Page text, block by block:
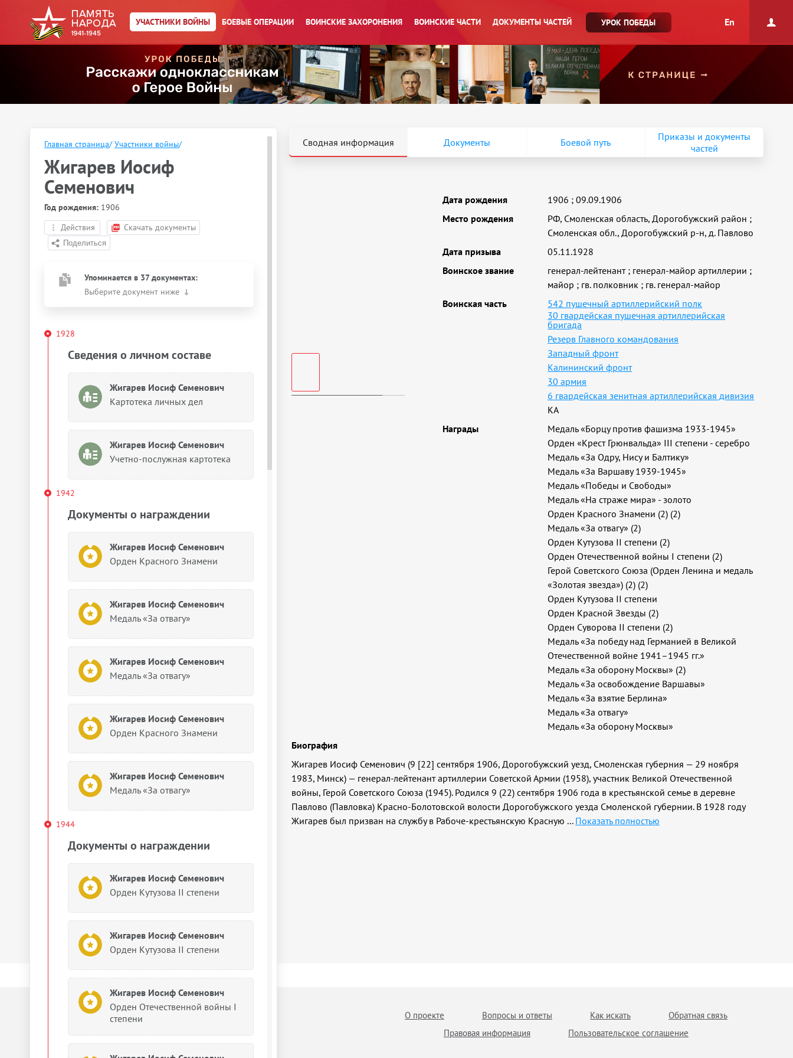
УЧАСТНИКИ ВОЙНЫ БОЕВЫЕ ОПЕРАЦИИ ВОИНСКИЕ ЗАХОРОНЕНИЯ ВОИНСКИЕ ЧАСТИ ДОКУМЕНТЫ ЧАСТЕЙ УРОК ПОБЕДЫ En
Главная страница/ Участники войны/
Жигарев Иосиф
Семенович
Год рождения: 1906
Действия
Скачать документы
Упоминается в 37 документах:
Выберите документ ниже
1928
Сведения о личном составе
Жигарев Иосиф Семенович
Картотека личных дел
Жигарев Иосиф Семенович
Учетно-послужная картотека
1942
Документы о награждении
Жигарев Иосиф Семенович
Орден Красного Знамени
Жигарев Иосиф Семенович
Медаль «За отвагу»
Жигарев Иосиф Семенович
Медаль «За отвагу»
Жигарев Иосиф Семенович
Орден Красного Знамени
Жигарев Иосиф Семенович
Медаль «За отвагу»
1944
Документы о награждении
Жигарев Иосиф Семенович
Орден Кутузова II степени
Жигарев Иосиф Семенович
Орден Кутузова II степени
Жигарев Иосиф Семенович
Орден Отечественной войны I
степени
Сводная информация Документы Боевой путь
Приказы и документы
частей
Дата рождения 1906 ;09.09.1906
Место рождения
РФ, Смоленская область, Дорогобужский район ;
Смоленская обл., Дорогобужский р-н, д. Павлово
Дата призыва
05.11.1928
Воинское звание
генерал-лейтенант; генерал-майор артиллерии ;
майор ; гв. полковник ; гв. генерал-майор
Воинская часть
542 пушечный артиллерийский полк
30 гвардейская пушечная артиллерийская
бригада
Резерв Главного командования
Западный фронт
Калининский фронт
30 армия
6 гвардейская зенитная артиллерийская дивизия
КА
Награды
Медаль «Борцу против фашизма 1933-1945»
Орден «Крест Грюнвальда» III степени - серебро
Медаль «За Одру, Нису и Балтику»
Медаль «За Варшаву 1939-1945»
Медаль «Победы и Свободы»
Медаль «На страже мира» - золото
Орден Красного Знамени (2) (2)
Медаль «За отвагу» (2)
Орден Кутузова II степени (2)
Орден Отечественной войны I степени (2)
Герой Советского Союза (Орден Ленина и медаль
«Золотая звезда») (2) (2)
Орден Кутузова II степени
Орден Красной Звезды (2)
Орден Суворова II степени (2)
Медаль «За победу над Германией в Великой
Отечественной войне 1941–1945 гг.»
Медаль «За оборону Москвы» (2)
Медаль «За освобождение Варшавы»
Медаль «За взятие Берлина»
Медаль «За отвагу»
Медаль «За оборону Москвы»
Биография
Жигарев Иосиф Семенович (9 [22] сентября 1906, Дорогобужский уезд, Смоленская губерния — 29 ноября
1983, Минск) — генерал-лейтенант артиллерии Советской Армии (1958), участник Великой Отечественной
войны, Герой Советского Союза (1945). Родился 9 (22) сентября 1906 года в крестьянской семье в деревне
Павлово (Павловка) Красно-Болотовской волости Дорогобужского уезда Смоленской губернии. В 1928 году
Жигарев был призван на службу в Рабоче-крестьянскую Красную ... Показать полностью
О проекте Вопросы и ответы Как искать
Обратная связь
Правовая информация
Пользовательское соглашение